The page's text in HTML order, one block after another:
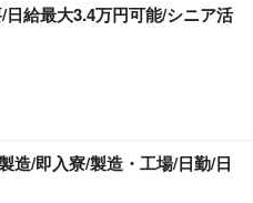
給最大3.4万円可能/シニア活
造/即入寮/製造・工場/日勤/日